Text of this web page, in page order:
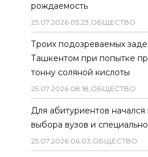
рождаемость
25.07.2026 05:23,ОБЩЕСТВО
Троих подозреваемых
Ташкентом при попытке
тонну соляной кислоты
25.07.2026 08:18,ОБЩЕСТВО
Для абитуриентов начался
выбора вузов и
25.07.2026 06:03,ОБЩЕСТВО